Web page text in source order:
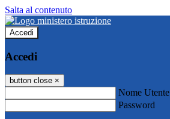
Salta al contenuto
Accedi
Accedi
button close ×
Nome Utente
Password